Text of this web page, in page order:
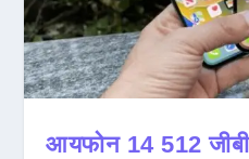
आयफोन 14 512